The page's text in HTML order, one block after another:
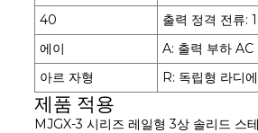
40
출력 정격 전류:
에이
A: 출력 부하 AC
아르 자형
R: 독립형 라디
제품 적용
MJGX-3 시리즈 레일형 3상 솔리드 스